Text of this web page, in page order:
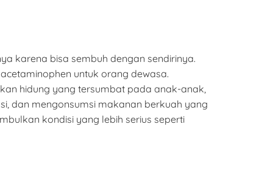
karena bisa sembuh dengan sendirinya.
untuk orang dewasa.
hidung yang tersumbat pada anak-anak,
dan mengonsumsi makanan berkuah yang
kondisi yang lebih serius seperti